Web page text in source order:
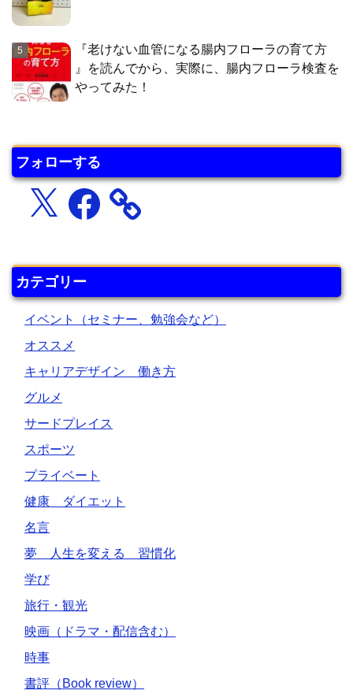
『老けない血管になる腸内フローラの育て方
』を読んでから、実際に、腸内フローラ検査を
やってみた！
フォローする
X Facebook
カテゴリー
イベント（セミナー、勉強会など）
オススメ
キャリアデザイン 働き方
グルメ
サードプレイス
スポーツ
プライベート
健康 ダイエット
名言
夢 人生を変える 習慣化
学び
旅行・観光
映画（ドラマ・配信含む）
時事
書評（Book review）